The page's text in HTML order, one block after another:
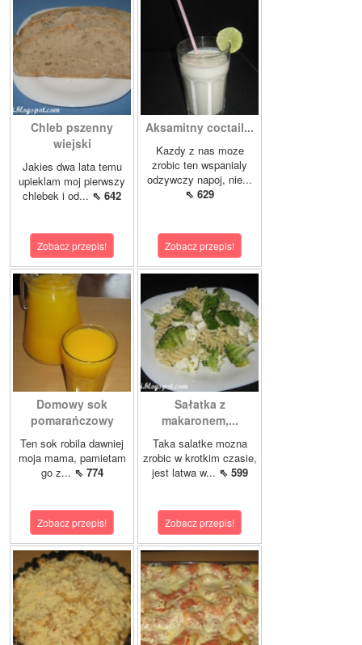
Chleb pszenny
wiejski
Jakies dwa lata temu
upieklam moj pierwszy
chlebek i od... ⇖ 642
Zobacz przepis!
Aksamitny coctail...
Kazdy z nas moze
zrobic ten wspanialy
odzywczy napoj, nie...
⇖ 629
Zobacz przepis!
Domowy sok
pomarańczowy
Ten sok robila dawniej
moja mama, pamietam
go z... ⇖ 774
Zobacz przepis!
Sałatka z
makaronem,...
Taka salatke mozna
zrobic w krotkim czasie,
jest latwa w... ⇖ 599
Zobacz przepis!